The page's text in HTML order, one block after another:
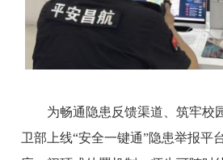
为畅通隐患反馈渠道、筑牢校
卫部上线“安全一键通”隐患举报平